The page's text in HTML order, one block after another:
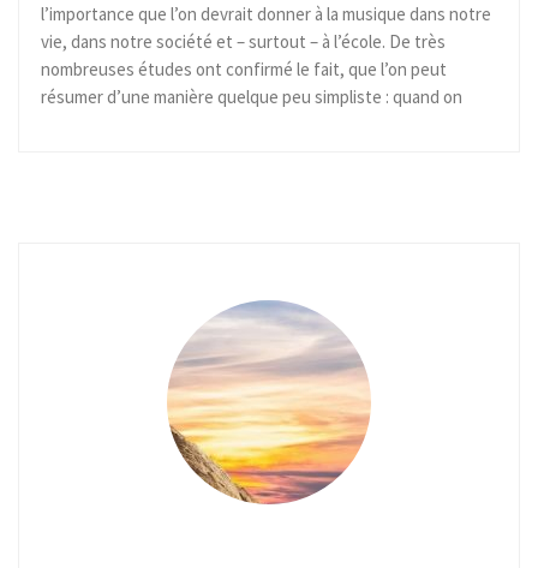
l’importance que l’on devrait donner à la musique dans notre
vie, dans notre société et – surtout – à l’école. De très
nombreuses études ont confirmé le fait, que l’on peut
résumer d’une manière quelque peu simpliste : quand on